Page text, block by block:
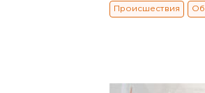
Происшествия